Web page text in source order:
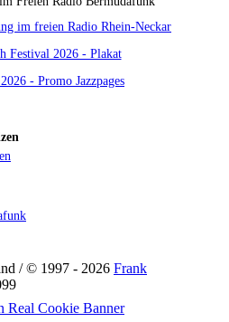
im freien Radio Rhein-Neckar
/ © 1997 - 2026 Frank
Real Cookie Banner